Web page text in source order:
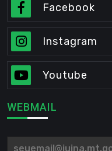
Facebook
Instagram
Youtube
WEBMAIL